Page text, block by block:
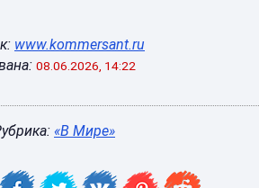
www.kommersant.ru
08.06.2026, 14:22
«В Мире»